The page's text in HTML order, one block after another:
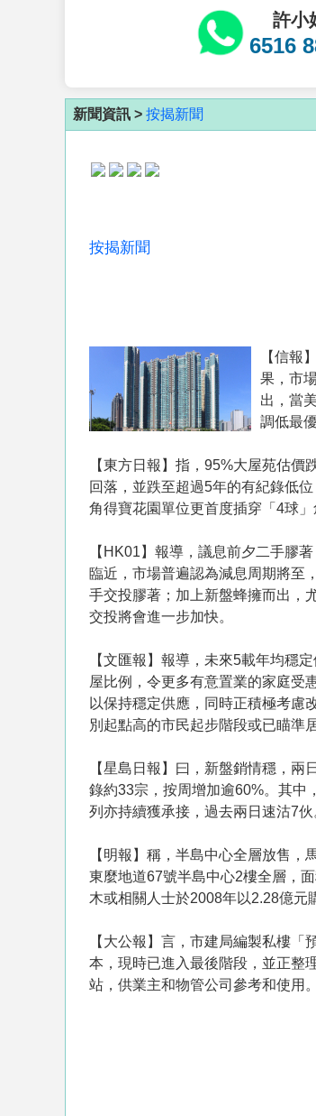
許小
6516
新聞資訊 > 按揭新聞
按揭新聞
【信報
果，市
出，當
調低最
【東方日報】指，95%大屋苑估
回落，並跌至超過5年的有紀錄低
角得寶花園單位更首度插穿「4球」
【HK01】報導，議息前夕二手膠
臨近，市場普遍認為減息周期將至
手交投膠著；加上新盤蜂擁而出，
交投將會進一步加快。
【文匯報】報導，未來5載年均穩
屋比例，令更多有意置業的家庭受
以保持穩定供應，同時正積極考慮
別起點高的市民起步階段或已瞄準
【星島日報】曰，新盤銷情穩，
錄約33宗，按周增加逾60%。其中
列亦持續獲承接，過去兩日速沽7伙
【明報】稱，半島中心全層放售
東麼地道67號半島中心2樓全層，
木或相關人士於2008年以2.28億元
【大公報】言，市建局編製私樓
本，現時已進入最後階段，並正整
站，供業主和物管公司參考和使用。